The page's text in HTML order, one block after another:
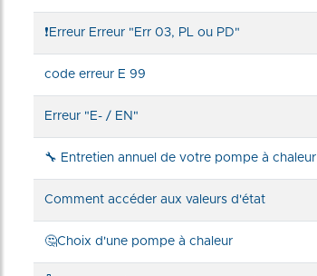
❗Erreur Erreur "Err 03, PL ou PD"
code erreur E 99
Erreur "E- / EN"
🔧 Entretien annuel de votre pompe à chaleur
Comment accéder aux valeurs d'état
🤔Choix d'une pompe à chaleur